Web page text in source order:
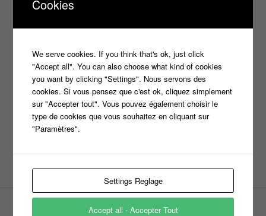
Koh Lantalaurence boccolini le maillon faible
Maestro Masters money drop
n'oubliez pas les paroles
N'oubliez pas les paroles naguinoplp nrj12
Cookies
We serve cookies. If you think that's ok, just click
"Accept all". You can also choose what kind of cookies
you want by clicking "Settings". Nous servons des
cookies. Si vous pensez que c'est ok, cliquez simplement
sur "Accepter tout". Vous pouvez également choisir le
type de cookies que vous souhaitez en cliquant sur
"Paramètres".
Settings Reglage
Accept all - Accepter Tout